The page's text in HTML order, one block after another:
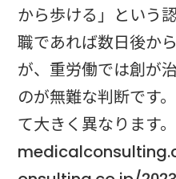
から歩ける」という
職であれば数日後か
が、重労働では創が
のが無難な判断です
て大きく異なります。